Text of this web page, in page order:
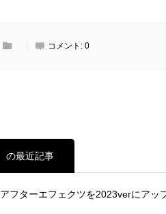
コメント: 0
の最近記事
アフターエフェクツを2023verにアッ